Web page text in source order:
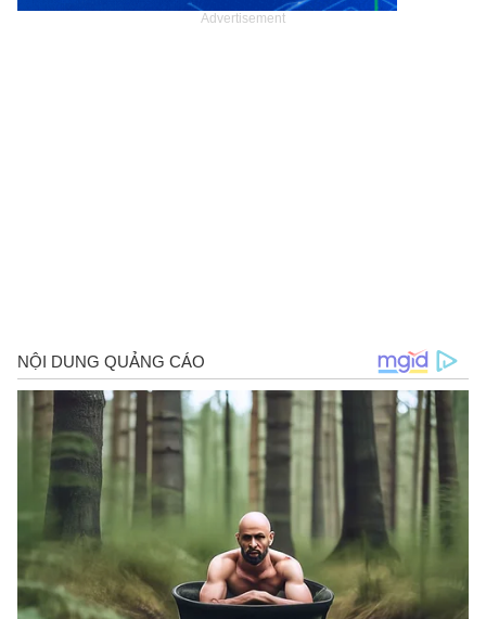
Advertisement